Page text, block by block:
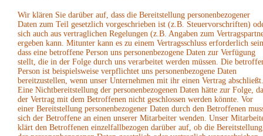
Wir klären Sie darüber auf, dass die Bereitstellung personenbezogener
Daten zum Teil gesetzlich vorgeschrieben ist (z.B. Steuervorschriften)
sich auch aus vertraglichen Regelungen (z.B. Angaben zum
ergeben kann. Mitunter kann es zu einem Vertragsschluss erforderlich
dass eine betroffene Person uns personenbezogene Daten zur Verfügung
stellt, die in der Folge durch uns verarbeitet werden müssen. Die
Person ist beispielsweise verpflichtet uns personenbezogene Daten
bereitzustellen, wenn unser Unternehmen mit ihr einen Vertrag abschließt.
Eine Nichtbereitstellung der personenbezogenen Daten hätte zur Folge,
der Vertrag mit dem Betroffenen nicht geschlossen werden könnte. Vor
einer Bereitstellung personenbezogener Daten durch den Betroffenen
sich der Betroffene an einen unserer Mitarbeiter wenden. Unser
klärt den Betroffenen einzelfallbezogen darüber auf, ob die Bereitstellung